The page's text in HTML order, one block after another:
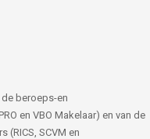
beroeps-en
en VBO Makelaar) en van de
(RICS, SCVM en